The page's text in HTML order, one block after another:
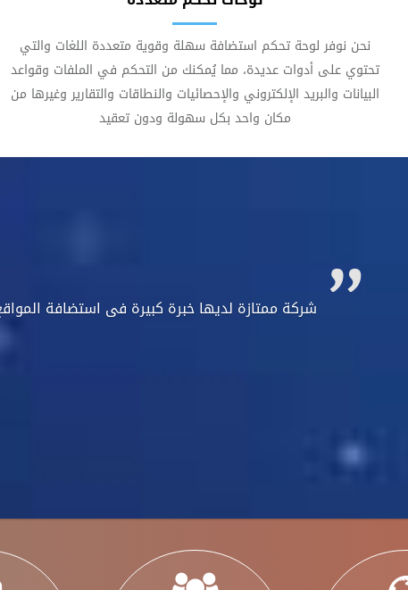
نحن نوفر لوحة تحكم استضافة سهلة وقوية متعددة اللغات والتي
تحتوي على أدوات عديدة، مما يُمكنك من التحكم في الملفات وقواعد
البيانات والبريد الإلكتروني والإحصائيات والنطاقات والتقارير وغيرها من
مكان واحد بكل سهولة ودون تعقيد
شركة ممتازة لديها خبرة كبيرة فى استضافة